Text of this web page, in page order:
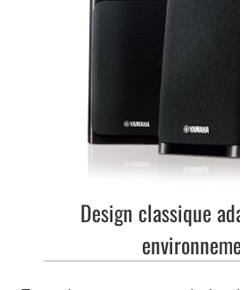
Design classique